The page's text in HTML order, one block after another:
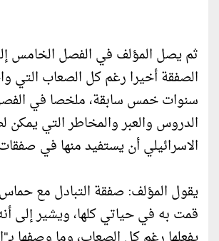
ثم يصل المؤلف في الفصل الخامس
الصفقة أخيرا رغم كل الصعاب التي
سنوات خمس سابقة، ملخصا في
الدروس والعبر والمخاطر التي يمكن
الاسرائيلي أن يستفيد منها في
يقول المؤلف: صفقة التبادل مع
قمت به في حياتي كلها، ويشير إلى